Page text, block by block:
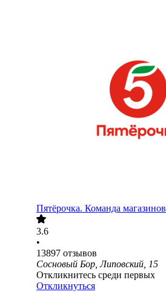
Пятёрочка. Команда магазинов
3.6
•
13897 отзывов
Сосновый Бор, Липовский, 15
Откликнитесь среди первых
Откликнуться